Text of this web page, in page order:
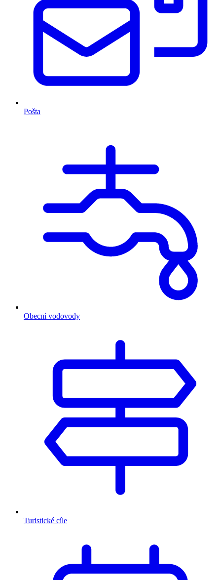
Pošta
Obecní vodovody
Turistické cíle